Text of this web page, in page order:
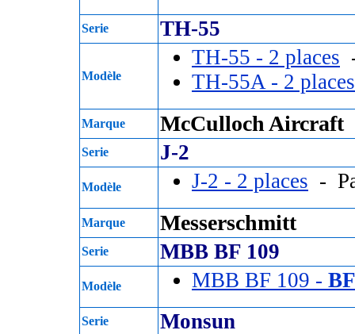
Serie TH-55
Modèle
TH-55 - 2 places
TH-55A - 2 places
Marque McCulloch Aircraft
Serie J-2
Modèle J-2 - 2 places -
Marque Messerschmitt
Serie MBB BF 109
Modèle MBB BF 109 -
Serie Monsun